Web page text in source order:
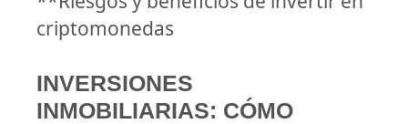
criptomonedas
INVERSIONES
INMOBILIARIAS: CÓMO